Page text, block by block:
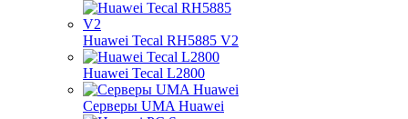
Huawei Tecal RH5885 V2
Huawei Tecal L2800
Серверы UMA Huawei